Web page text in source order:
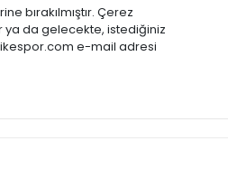
bırakılmıştır. Çerez
ya da gelecekte, istediğiniz
e-mail adresi